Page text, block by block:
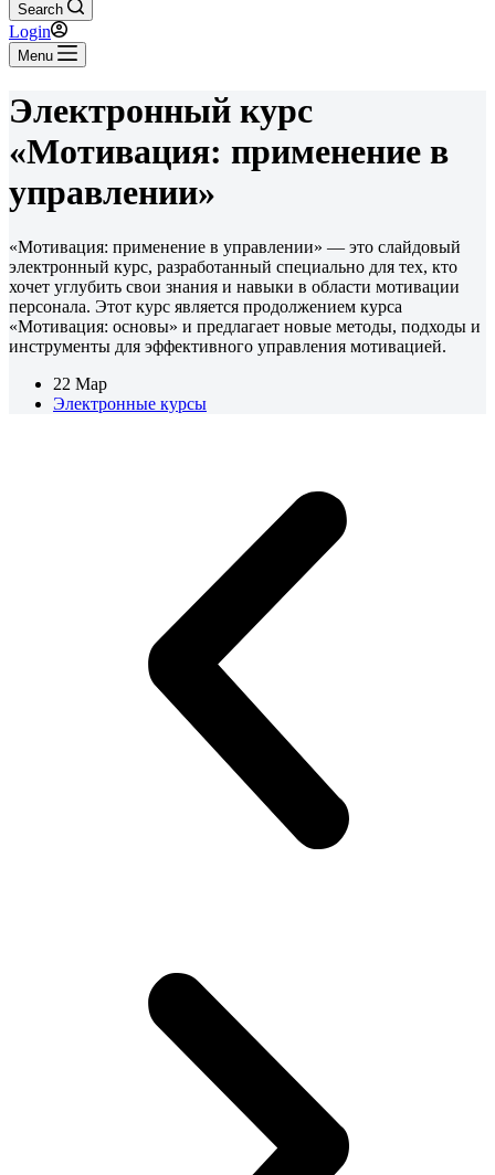
Search
Login
Menu
Электронный курс
«Мотивация: применение в
управлении»
«Мотивация: применение в управлении» — это слайдовый
электронный курс, разработанный специально для тех, кто
хочет углубить свои знания и навыки в области мотивации
персонала. Этот курс является продолжением курса
«Мотивация: основы» и предлагает новые методы, подходы и
инструменты для эффективного управления мотивацией.
22 Мар
Электронные курсы